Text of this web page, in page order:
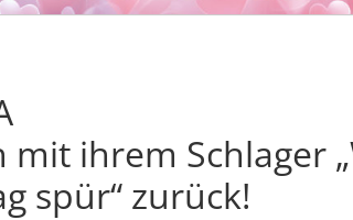
mit ihrem Schlager
spür“ zurück!